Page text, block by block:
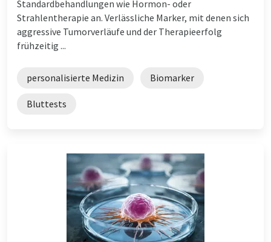
Standardbehandlungen wie Hormon- oder
Strahlentherapie an. Verlässliche Marker, mit denen sich
aggressive Tumorverläufe und der Therapieerfolg
frühzeitig ...
personalisierte Medizin Biomarker
Bluttests